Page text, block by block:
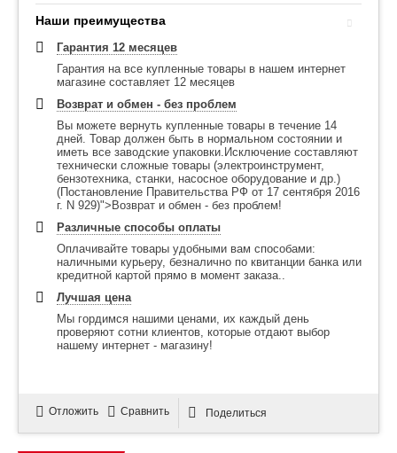
Наши преимущества
Гарантия 12 месяцев
Гарантия на все купленные товары в нашем интернет
магазине составляет 12 месяцев
Возврат и обмен - без проблем
Вы можете вернуть купленные товары в течение 14
дней. Товар должен быть в нормальном состоянии и
иметь все заводские упаковки.Исключение составляют
технически сложные товары (электроинструмент,
бензотехника, станки, насосное оборудование и др.)
(Постановление Правительства РФ от 17 сентября 2016
г. N 929)">Возврат и обмен - без проблем!
Различные способы оплаты
Оплачивайте товары удобными вам способами:
наличными курьеру, безналично по квитанции банка или
кредитной картой прямо в момент заказа..
Лучшая цена
Мы гордимся нашими ценами, их каждый день
проверяют сотни клиентов, которые отдают выбор
нашему интернет - магазину!
Отложить Сравнить Поделиться